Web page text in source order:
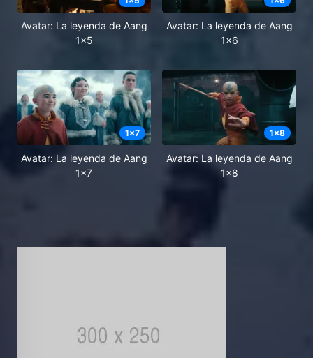
Avatar: La leyenda de Aang
1x5
Avatar: La leyenda de Aang
1x6
1x7
Avatar: La leyenda de Aang
1x7
1x8
Avatar: La leyenda de Aang
1x8